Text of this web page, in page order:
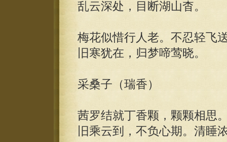
乱云深处，目断湖山杳。
梅花似惜行人老。不忍轻飞
旧寒犹在，归梦啼莺晓。
采桑子（瑞香）
茜罗结就丁香颗，颗颗相思
旧乘云到，不负心期。清睡